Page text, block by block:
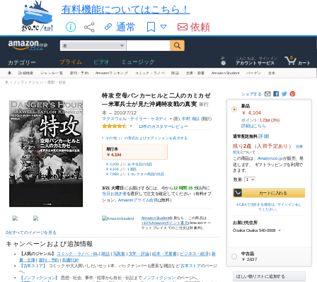
有料機能についてはこちら！
通常
依頼